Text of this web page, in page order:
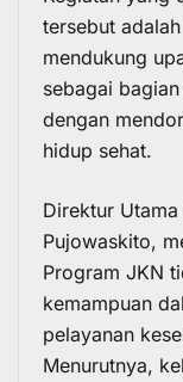
tersebut
mendukung
sebagai
dengan
hidup sehat.
Direktur Utama
Pujowaskito,
Program JKN
kemampuan
pelayanan
Menurutnya,